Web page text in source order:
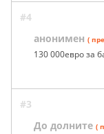
#4
анонимен (
130 000евро за
#3
До долните (